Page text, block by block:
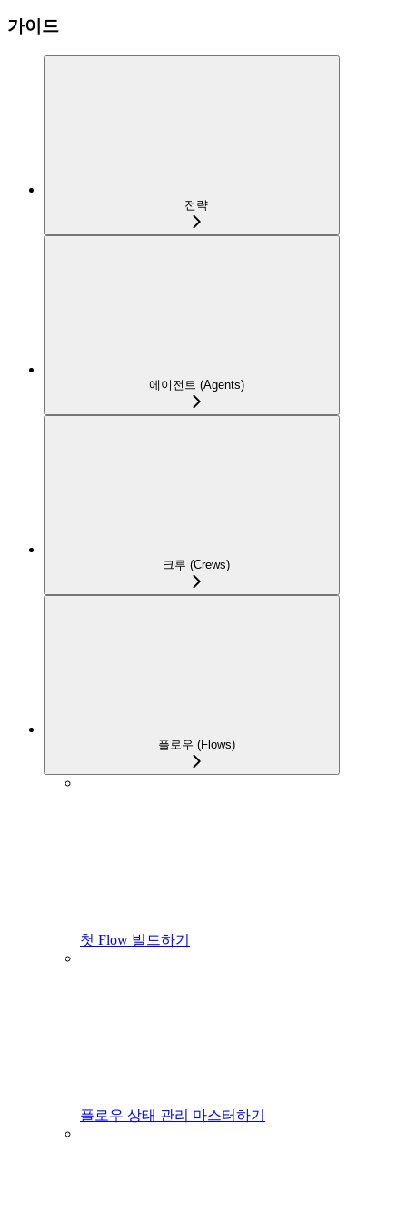
가이드
전략
에이전트 (Agents)
크루 (Crews)
플로우 (Flows)
첫 Flow 빌드하기
플로우 상태 관리 마스터하기